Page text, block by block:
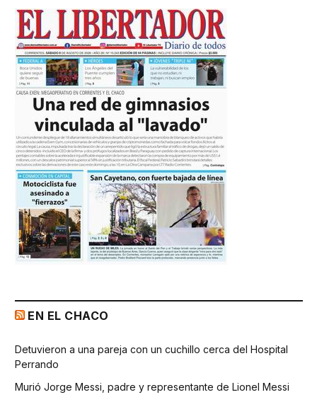
EN EL CHACO
Detuvieron a una pareja con un cuchillo cerca del Hospital
Perrando
Murió Jorge Messi, padre y representante de Lionel Messi